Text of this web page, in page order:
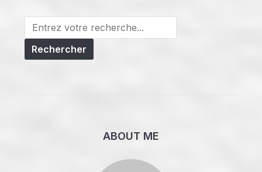
Search
for:
ABOUT ME